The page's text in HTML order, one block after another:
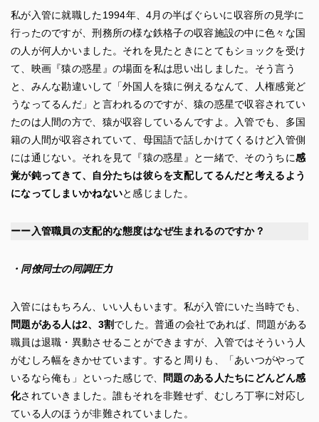
私が入管に就職した1994年、4月の半ばぐらいに収容所の見学に
行ったのですが、刑務所の様な鉄格子の収容施設の中に色々な国
の人が何人かいました。それを見たときにとてもショックを受け
て、映画『猿の惑星』の場面を私は思い出しました。そう言う
と、みんな勘違いして「外国人を猿に例えるなんて、人権感覚ど
うなってるんだ」と言われるのですが、猿の惑星で収容されてい
たのは人間の方で、猿が収容しているんですよ。入管でも、多国
籍の人間が収容されていて、母国語で話しかけてくるけど入管側
には通じない。それを見て『猿の惑星』と一緒で、そのうちに感
覚が鈍ってきて、自分たちは彼らを支配してるんだと考えるよう
になってしまいかねないと感じました。
ーー入管職員の支配的な態度はなぜ生まれるのですか？
・同僚同士の同調圧力
入管にはもちろん、いい人もいます。私が入管にいた当時でも、
問題がある人は2、3割でした。普通の会社であれば、問題がある
職員は退職・異動させることができますが、入管ではそういう人
がむしろ幅をきかせています。すると周りも、「あいつがやって
いるなら俺も」といった感じで、 問題のある人たちにどんどん感
化されていきました。誰もそれを非難せず、むしろ丁寧に対応し
ている人のほうが非難されていました。